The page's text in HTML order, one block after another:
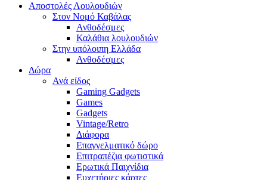
Αποστολές Λουλουδιών
Στον Νομό Καβάλας
Ανθοδέσμες
Καλάθια λουλουδιών
Στην υπόλοιπη Ελλάδα
Ανθοδέσμες
Δώρα
Ανά είδος
Gaming Gadgets
Games
Gadgets
Vintage/Retro
Διάφορα
Επαγγελματικό δώρο
Επιτραπέζια φωτιστικά
Ερωτικά Παιχνίδια
Ευχετήριες κάρτες